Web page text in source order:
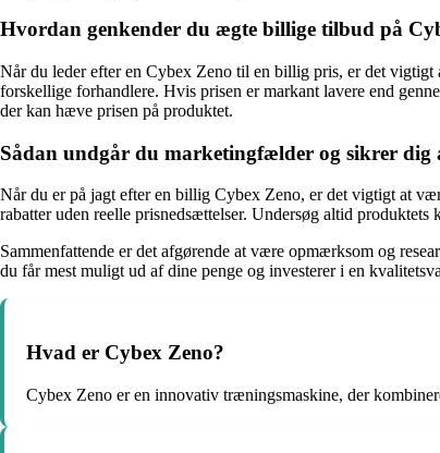
Hvordan genkender du ægte billige tilbud på
Når du leder efter en Cybex Zeno til en billig pris, er det
forskellige forhandlere. Hvis prisen er markant lavere end
der kan hæve prisen på produktet.
Sådan undgår du marketingfælder og sikrer dig
Når du er på jagt efter en billig Cybex Zeno, er det vigtigt at
rabatter uden reelle prisnedsættelser. Undersøg altid
Sammenfattende er det afgørende at være opmærksom og
du får mest muligt ud af dine penge og investerer i en
Hvad er Cybex Zeno?
Cybex Zeno er en innovativ træningsmaskine, der